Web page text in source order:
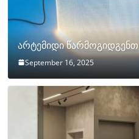
არტემიდი წარმოგიდგენთ
September 16, 2025